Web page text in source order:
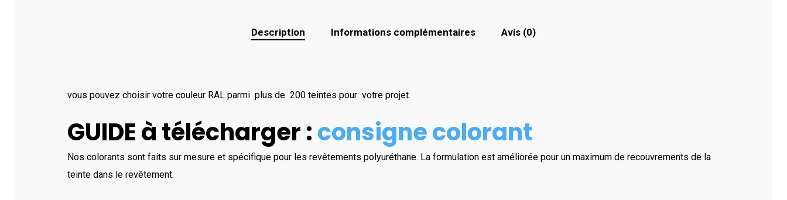
Description Informations complémentaires Avis (0)
vous pouvez choisir votre couleur RAL parmi plus de 200 teintes pour votre projet.
GUIDE à télécharger :consigne colorant
Nos colorants sont faits sur mesure et spécifique pour les revêtements polyuréthane. La formulation est améliorée pour un maximum de recouvrements de la
teinte dans le revêtement.